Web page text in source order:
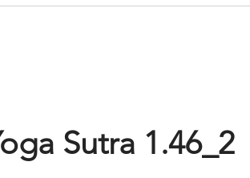
Sutra 1.46_2